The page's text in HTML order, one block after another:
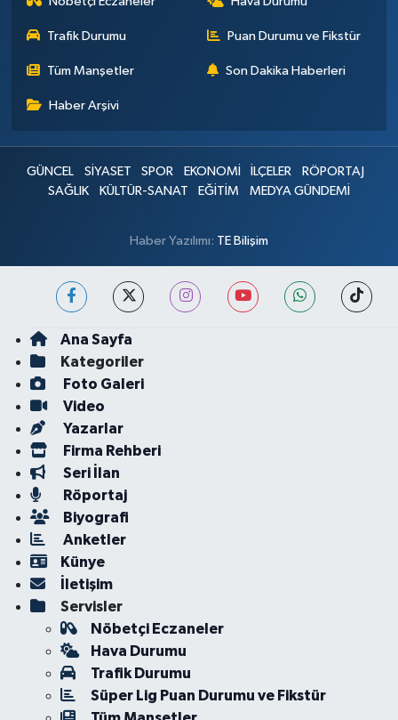
Trafik Durumu Puan Durumu ve Fikstür
Tüm Manşetler Son Dakika Haberleri
Haber Arşivi
GÜNCEL SİYASET SPOR EKONOMİ İLÇELER
RÖPORTAJ
SAĞLIK
KÜLTÜR-SANAT EĞİTİM MEDYA GÜNDEMİ
Haber Yazılımı: TE Bilişim
Ana Sayfa
Kategoriler
Foto Galeri
Video
Yazarlar
Firma Rehberi
Seri İlan
Röportaj
Biyografi
Anketler
Künye
İletişim
Servisler
Nöbetçi Eczaneler
Hava Durumu
Trafik Durumu
Süper Lig Puan Durumu ve Fikstür